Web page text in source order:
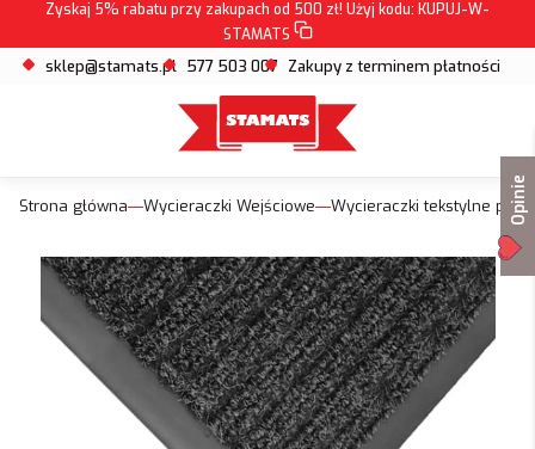
Zyskaj 5% rabatu przy zakupach od 500 zł! Użyj kodu: KUPUJ-W-
STAMATS
sklep@stamats.pl 577 503 007 Zakupy z terminem płatności
Strona główna Wycieraczki Wejściowe Wycieraczki tekstylne pod
Opinie